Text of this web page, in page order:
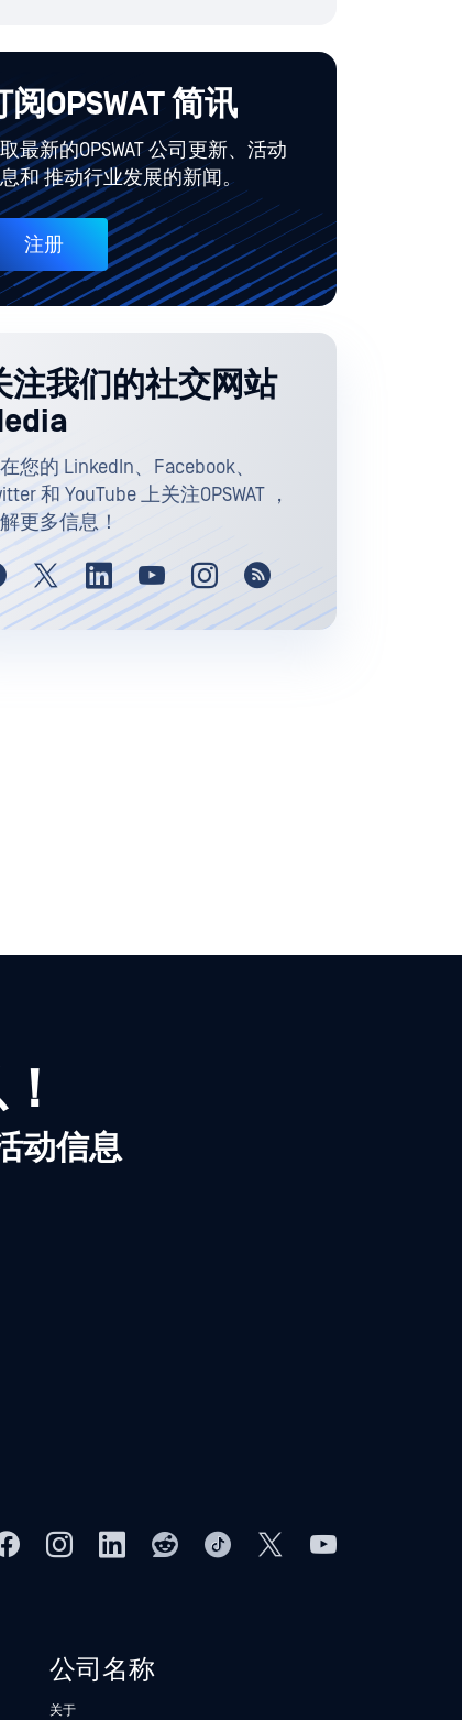
阅OPSWAT 简讯
最新的OPSWAT 公司更新、活动
和 推动行业发展的新闻。
注册
注我们的社交网站
您的 LinkedIn、Facebook、
和 YouTube 上关注OPSWAT ，
更多信息！
动信息
公司名称
关于